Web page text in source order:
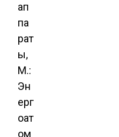
ап
па
рат
ы,
М.:
Эн
ерг
оат
ом